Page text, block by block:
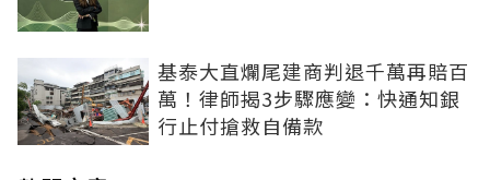
基泰大直爛尾建商判退千萬再賠百
萬！律師揭3步驟應變：快通知銀
行止付搶救自備款